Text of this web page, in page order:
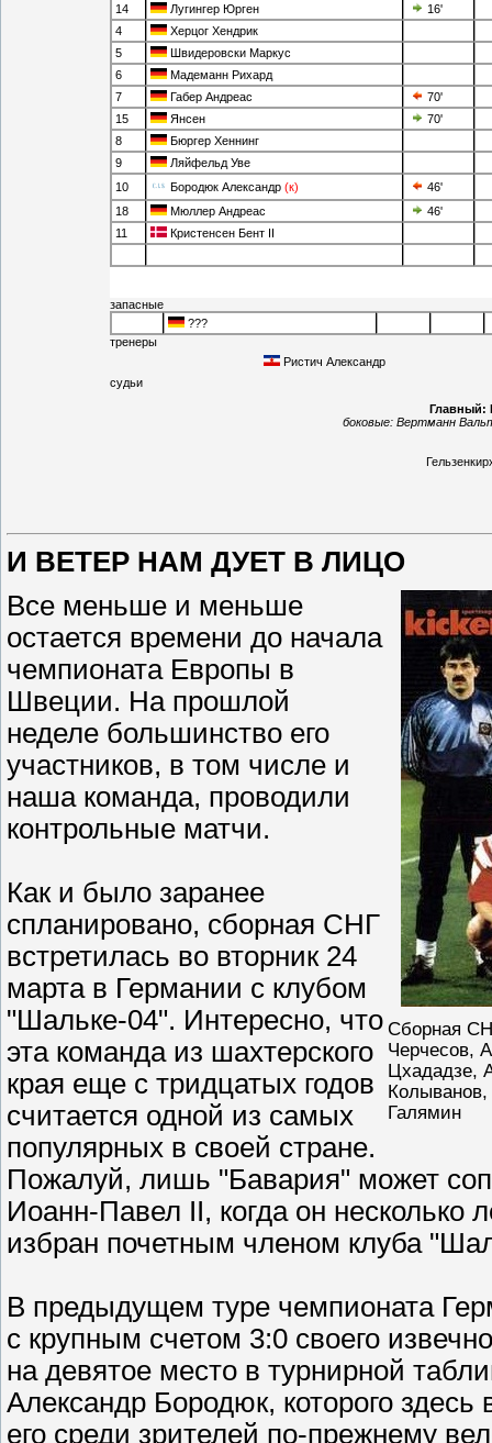
14
Лугингер Юрген
16'
4
Херцог Хендрик
5
Швидеровски Маркус
6
Мадеманн Рихард
7
Габер Андреас
70'
15
Янсен
70'
8
Бюргер Хеннинг
9
Ляйфельд Уве
10
Бородюк Александр (к)
46'
18
Мюллер Андреас
46'
11
Кристенсен Бент II
запасные
???
тренеры
Ристич Александр
судьи
Главный:
боковые: Вертманн
И ВЕТЕР НАМ ДУЕТ В ЛИЦО
Сборная
Черчесов,
Цхададзе,
Галямин
Все меньше и меньше
остается времени до начала
чемпионата Европы в
Швеции. На прошлой
неделе большинство его
участников, в том числе и
наша команда, проводили
контрольные матчи.
Как и было заранее
спланировано, сборная СНГ
встретилась во вторник 24
марта в Германии с клубом
"Шальке-04". Интересно, что
эта команда из шахтерского
края еще с тридцатых годов
считается одной из самых
популярных в своей стране.
Пожалуй, лишь "Бавария" может
Иоанн-Павел II, когда он несколько
избран почетным членом клуба
В предыдущем туре чемпионата
с крупным счетом 3:0 своего
на девятое место в турнирной
Александр Бородюк, которого
его среди зрителей по-прежнему